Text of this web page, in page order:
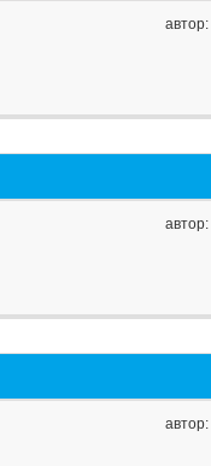
автор:
автор:
автор: